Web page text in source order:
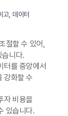
고, 데이터
절할 수 있어,
니다.
터를 중앙에서
강화할 수
자 비용을
있습니다.